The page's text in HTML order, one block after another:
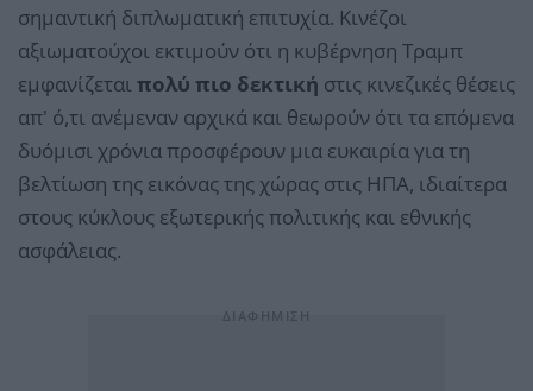
σημαντική διπλωματική επιτυχία. Κινέζοι
αξιωματούχοι εκτιμούν ότι η κυβέρνηση Τραμπ
εμφανίζεται πολύ πιο δεκτική στις κινεζικές θέσεις
απ' ό,τι ανέμεναν αρχικά και θεωρούν ότι τα επόμενα
δυόμισι χρόνια προσφέρουν μια ευκαιρία για τη
βελτίωση της εικόνας της χώρας στις ΗΠΑ, ιδιαίτερα
στους κύκλους εξωτερικής πολιτικής και εθνικής
ασφάλειας.